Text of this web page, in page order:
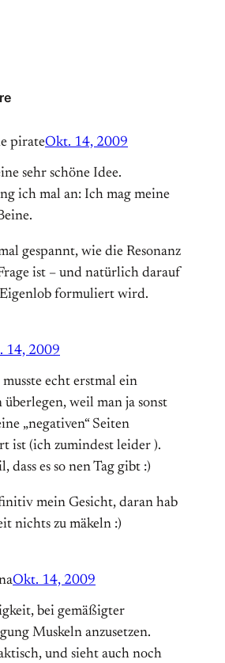
pirateOkt. 14, 2009
sehr schöne Idee.
ich mal an: Ich mag meine
gespannt, wie die Resonanz
ist – und natürlich darauf
formuliert wird.
14, 2009
echt erstmal ein
überlegen, weil man ja sonst
„negativen“ Seiten
ist (ich zumindest leider ).
dass es so nen Tag gibt :)
mein Gesicht, daran hab
nichts zu mäkeln :)
Okt. 14, 2009
bei gemäßigter
Muskeln anzusetzen.
und sieht auch noch